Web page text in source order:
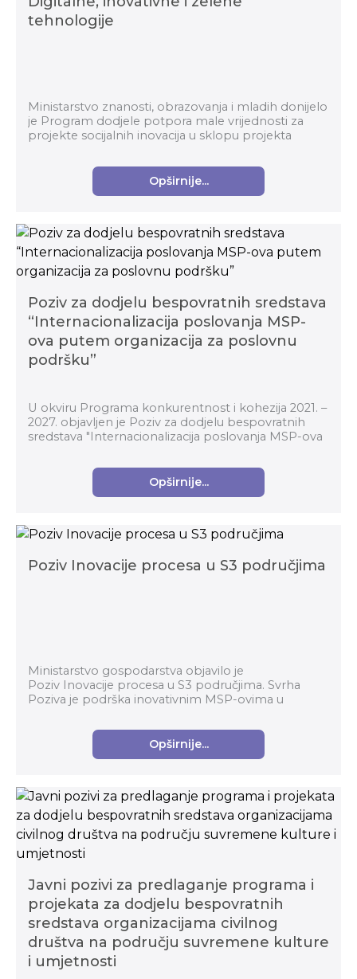
tehnologije
Ministarstvo znanosti, obrazovanja i mladih donijelo
je Program dodjele potpora male vrijednosti za
projekte socijalnih inovacija u sklopu projekta
Opširnije...
Poziv za dodjelu bespovratnih sredstava
“Internacionalizacija poslovanja MSP-
ova putem organizacija za poslovnu
podršku”
U okviru Programa konkurentnost i kohezija 2021. –
2027. objavljen je Poziv za dodjelu bespovratnih
sredstava "Internacionalizacija poslovanja MSP-ova
Opširnije...
Poziv Inovacije procesa u S3 područjima
Ministarstvo gospodarstva objavilo je
Poziv Inovacije procesa u S3 područjima. Svrha
Poziva je podrška inovativnim MSP-ovima u
inovativnih proizvoda...
Opširnije...
Javni pozivi za predlaganje programa i
projekata za dodjelu bespovratnih
sredstava organizacijama civilnog
društva na području suvremene kulture
i umjetnosti